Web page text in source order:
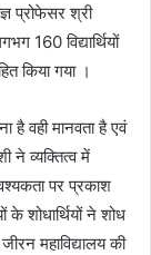
प्रोफेसर श्री
160 विद्यार्थियों
किया गया ।
है वही मानवता है एवं
ने व्यक्तित्व में
पर प्रकाश
के शोधार्थियों ने शोध
महाविद्यालय की